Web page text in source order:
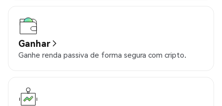
Ganhar
Ganhe renda passiva de forma segura com cripto.